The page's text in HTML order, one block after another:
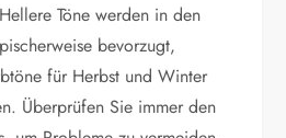
Töne werden in den
bevorzugt,
für Herbst und Winter
Überprüfen Sie immer den